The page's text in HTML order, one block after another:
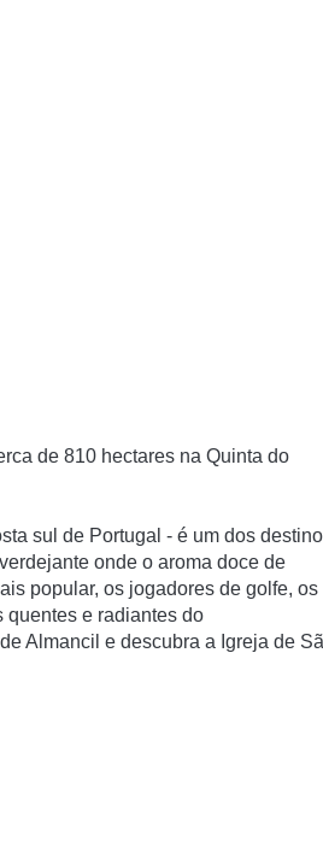
de 810 hectares na Quinta do
sul de Portugal - é um dos
onde o aroma doce de
popular, os jogadores de golfe, os
quentes e radiantes do
Almancil e descubra a Igreja de